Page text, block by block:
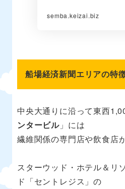
semba.keizai.biz
船場経済新聞エリアの特
中央大通りに沿って東西
ンタービル 」には
繊維関係の専門店や飲食店
スターウッド・ホテル＆リ
ド「セントレジス」の